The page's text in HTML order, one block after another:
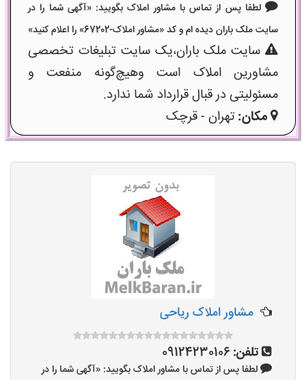
لطفا پس از تماس با مشاور املاک بگویید: «آگهی شما را در
سایت ملک باران دیده ام و کد «مشاور املاک-67202» را اعلام کنید»
سایت ملک باران،یک سایت تبلیغات تخصصی
مشاورین املاک است وهیچ‌گونه منفعت و
مسئولیتی در قبال قرارداد شما ندارد.
مکان:تهران - قرچک
مشاور املاک ریاحی
تلفن: 09124230106
لطفا پس از تماس با مشاور املاک بگویید: «آگهی شما را در